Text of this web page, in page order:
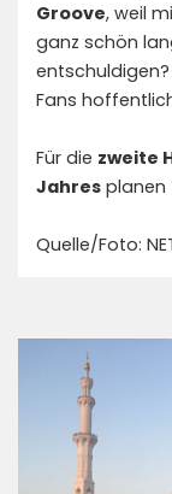
Groove, weil
ganz schön
Fans
Für die zweite
Jahres planen
Quelle/Foto: